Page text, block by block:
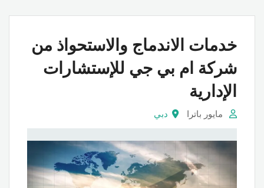
خدمات الاندماج والاستحواذ من
شركة ام بي جي للإستشارات
الإدارية
مايور باترا دبي